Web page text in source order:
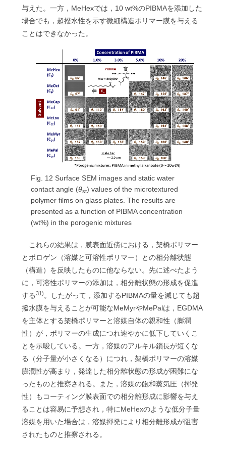
与えた。一方，MeHexでは，10 wt%のPIBMAを添加した
場合でも，超撥水性を示す微細構造ポリマー膜を与える
ことはできなかった。
Fig. 12 Surface SEM images and static water
contact angle (θst) values of the microtextured
polymer films on glass plates. The results are
presented as a function of PIBMA concentration
(wt%) in the porogenic mixtures
これらの結果は，膜表面近傍における，架橋ポリマー
とポロゲン（溶媒と可溶性ポリマー）との相分離状態
（構造）を反映したものに他ならない。先に述べたよう
に，可溶性ポリマーの添加は，相分離状態の形成を促進
する31) 。したがって，添加するPIBMAの量を減じても超
撥水膜を与えることが可能なMeMyrやMePalは，EGDMA
を主体とする架橋ポリマーと溶媒自体の親和性（膨潤
性）が，ポリマーの生成につれ速やかに低下していくこ
とを示唆している。一方，溶媒のアルキル鎖長が短くな
る（分子量が小さくなる）につれ，架橋ポリマーの溶媒
膨潤性が高まり，発達した相分離状態の形成が困難にな
ったものと推察される。また，溶媒の飽和蒸気圧（揮発
性）もコーティング膜表面での相分離形成に影響を与え
ることは容易に予想され，特にMeHexのような低分子量
溶媒を用いた場合は，溶媒揮発により相分離形成が阻害
されたものと推察される。